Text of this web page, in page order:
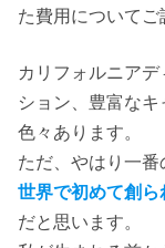
た費用についてご
カリフォルニア
ション、豊富な
色々あります。
ただ、やはり一番
世界で初めて創
だと思います。